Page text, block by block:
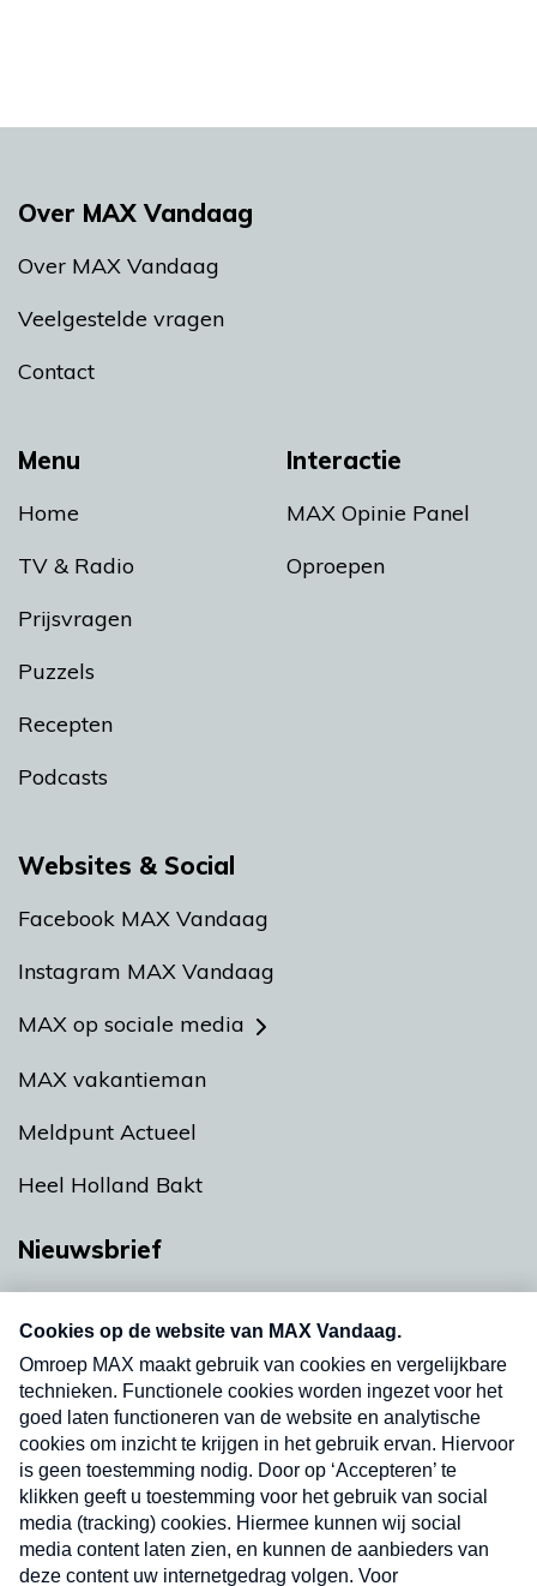
Menu
Home
TV & Radio
Prijsvragen
Puzzels
Recepten
Podcasts
Interactie
MAX Opinie Panel
Oproepen
Over MAX Vandaag
Over MAX Vandaag
Veelgestelde vragen
Contact
Websites & Social
Facebook MAX Vandaag
Instagram MAX Vandaag
MAX op sociale media
MAX vakantieman
Meldpunt Actueel
Heel Holland Bakt
Nieuwsbrief
nieuwsbrief. Elke vrijdag- en dinsdagochtend in
uw mailbox.
Verzend